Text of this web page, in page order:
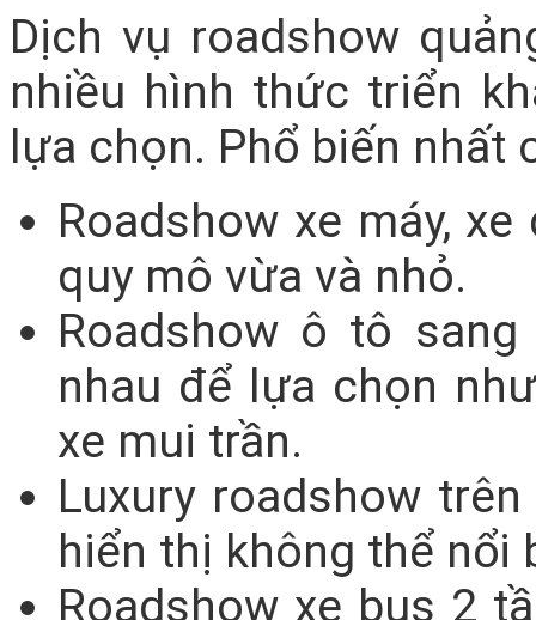
Dịch vụ roadshow
nhiều hình thức triển
lựa chọn. Phổ biến nhất
Roadshow xe máy,
quy mô vừa và nhỏ.
Roadshow ô tô
nhau để lựa chọn
xe mui trần.
Luxury roadshow
hiển thị không thể nổi
Roadshow xe bus 2